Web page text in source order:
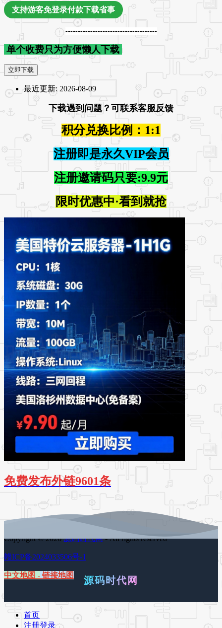
支持游客免登录付款下载省事
-------------------------------------
单个收费只为方便懒人下载
立即下载
最近更新: 2026-08-09
下载遇到问题？可联系客服反馈
积分兑换比例：1:1
注册即是永久VIP会员
注册邀请码只要:9.9元
限时优惠中·看到就抢
免费发布外链9601条
Copyright © 2026源码时代网- All rights reserved
赣ICP备2024033506号-1
中文地图 - 链接地图 源码时代网
首页
注册登录